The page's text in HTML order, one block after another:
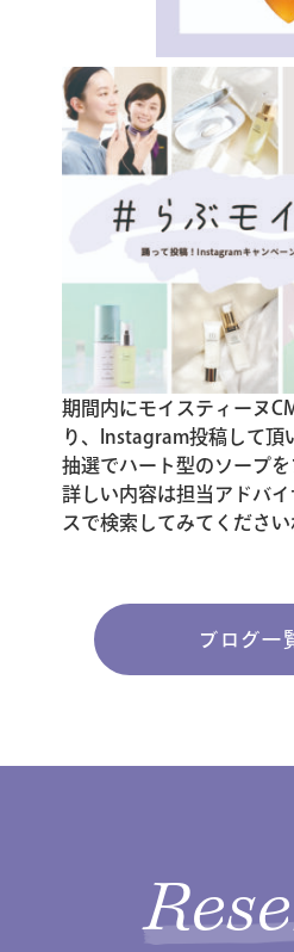
期間内にモイスティーヌ
り、Instagram投稿して頂
抽選でハート型のソープを
詳しい内容は担当アドバ
スで検索してみてください
ブログ一